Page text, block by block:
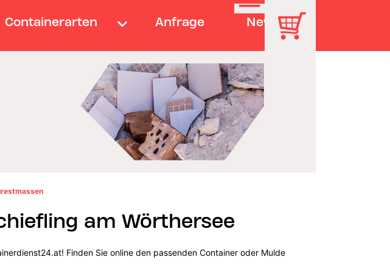
Containerarten Anfrage News
am Wörthersee
Finden Sie online den passenden Container oder Mulde